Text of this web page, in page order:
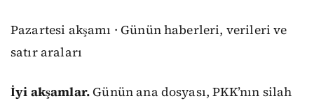
Pazartesi akşamı · Günün haberleri, verileri ve
satır araları
İyi akşamlar.Günün ana dosyası, PKK’nın silah